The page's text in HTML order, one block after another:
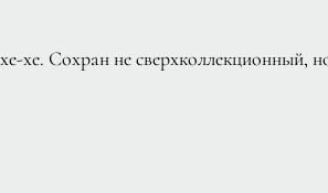
хе. Сохран не сверхколлекционный,